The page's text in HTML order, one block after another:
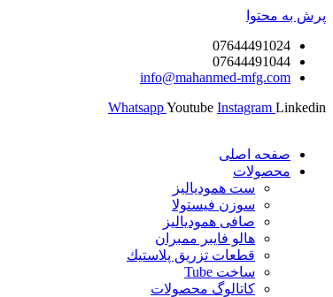
پرش به محتوا
07644491024
07644491044
info@mahanmed-mfg.com
WhatsappYoutube Instagram Linkedin
صفحه اصلی
محصولات
ست همودیالیز
سوزن فیستولا
صافی همودیالیز
هالو فایبر ممبران
قطعات تزريق پلاستيك
ساخت Tube
کاتالوگ محصولات